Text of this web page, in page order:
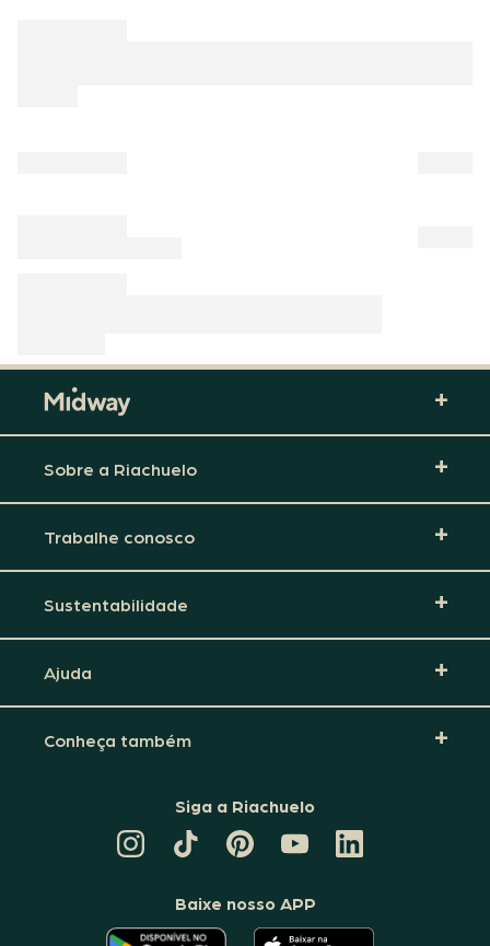
Sobre a Riachuelo
Trabalhe conosco
Sustentabilidade
Ajuda
Conheça também
Siga a Riachuelo
TIKTOK
DA
PINTEREST
DA
CANAL
DA
RIACHUELO
LINKEDIN
DA
Baixe nosso APP
O O